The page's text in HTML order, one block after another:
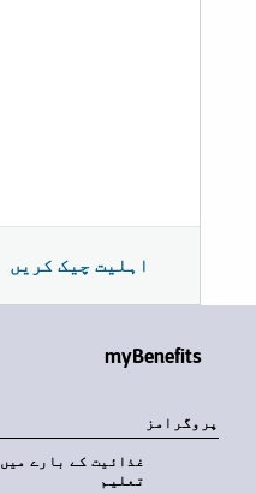
اہلیت چیک کریں
myBenefits
پروگرامز
غذائیت کے بارے میں
تعلیم